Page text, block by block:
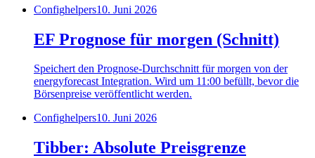
Confighelpers10. Juni 2026
EF Prognose für morgen (Schnitt)
Speichert den Prognose-Durchschnitt für morgen von der
energyforecast Integration. Wird um 11:00 befüllt, bevor die
Börsenpreise veröffentlicht werden.
Confighelpers10. Juni 2026
Tibber: Absolute Preisgrenze